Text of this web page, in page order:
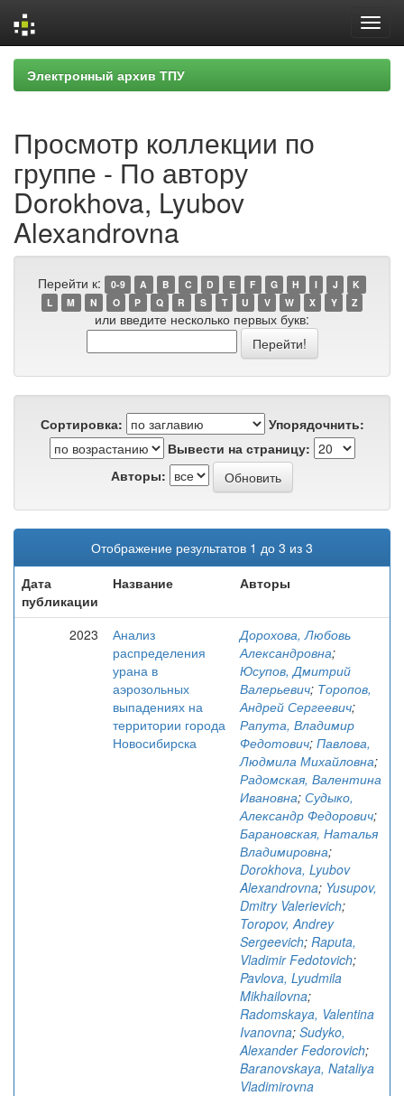
Skip
navigation
Электронный архив ТПУ
Просмотр коллекции по
группе - По автору
Dorokhova, Lyubov
Alexandrovna
Перейти к: 0-9 A B C D E F G H I J
K
L
M N O P Q R S T U V W X Y Z
или введите несколько первых букв:
Сортировка:
Упорядочнить:
Вывести на страницу:
Авторы:
Отображение результатов 1 до 3 из 3
Дата
публикации
Название Авторы
2023
Анализ
распределения
урана в
аэрозольных
выпадениях на
территории города
Новосибирска
Дорохова, Любовь
Александровна;
Юсупов, Дмитрий
Валерьевич; Торопов,
Андрей Сергеевич;
Рапута, Владимир
Федотович; Павлова,
Людмила Михайловна;
Радомская, Валентина
Ивановна; Судыко,
Александр Федорович;
Барановская, Наталья
Владимировна;
Dorokhova, Lyubov
Alexandrovna; Yusupov,
Dmitry Valerievich;
Toropov, Andrey
Sergeevich; Raputa,
Vladimir Fedotovich;
Pavlova, Lyudmila
Mikhailovna;
Radomskaya, Valentina
Ivanovna; Sudyko,
Alexander Fedorovich;
Baranovskaya, Nataliya
Vladimirovna